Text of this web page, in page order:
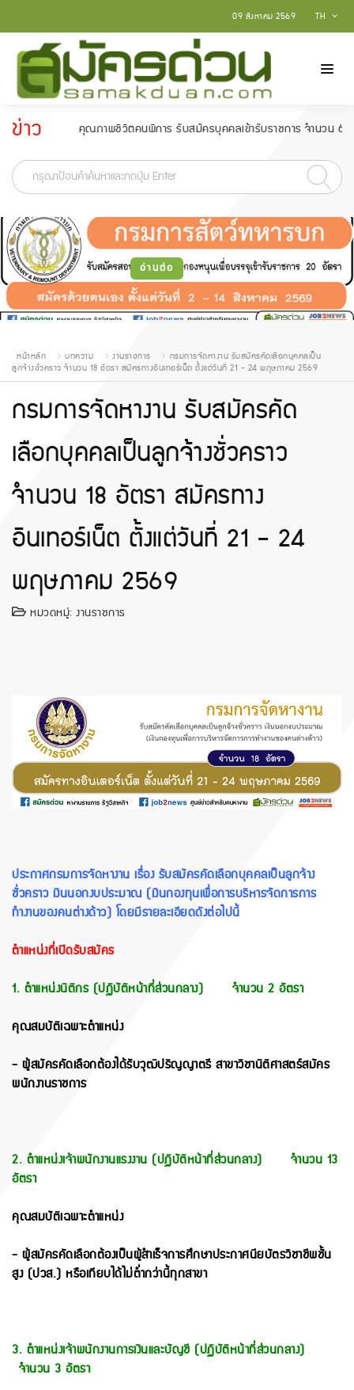
TH
09 สิงหาคม 2569
ข่าว
ประกาศ
ละพัฒนาคุณภาพชีวิตคนพิการ รับสมัครบุคคลเข้ารับราชการ จำนวน 6 อัตรา
-
อ่านต่อ
หน้าหลัก บทความ งานราชการ
กรมการจัดหางาน รับสมัครคัดเลือกบุคคลเป็น
ลูกจ้างชั่วคราว จำนวน 18 อัตรา สมัครทางอินเทอร์เน็ต ตั้งแต่วันที่ 21 - 24 พฤษภาคม 2569
กรมการจัดหางาน รับสมัครคัด
เลือกบุคคลเป็นลูกจ้างชั่วคราว
จำนวน 18 อัตรา สมัครทาง
อินเทอร์เน็ต ตั้งแต่วันที่ 21 - 24
พฤษภาคม 2569
หมวดหมู่: งานราชการ
ประกาศกรมการจัดหางาน เรื่อง รับสมัครคัดเลือกบุคคลเป็นลูกจ้าง
ชั่วคราว เงินนอกงบประมาณ (เงินกองทุนเพื่อการบริหารจัดการการ
ทำงานของคนต่างด้าว) โดยมีรายละเอียดดังต่อไปนี้
ตำแหน่งที่เปิดรับสมัคร
1. ตำแหน่งนิติกร (ปฏิบัติหน้าที่ส่วนกลาง) จำนวน 2 อัตรา
คุณสมบัติเฉพาะตำแหน่ง
- ผู้สมัครคัดเลือกต้องได้รับวุฒิปริญญาตรี สาขาวิชานิติศาสตร์สมัคร
พนักงานราชการ
2. ตำแหน่งเจ้าพนักงานแรงงาน (ปฏิบัติหน้าที่ส่วนกลาง) จำนวน 13
อัตรา
คุณสมบัติเฉพาะตำแหน่ง
- ผู้สมัครคัดเลือกต้องเป็นผู้สำเร็จการศึกษาประกาศนียบัตรวิชาชีพชั้น
สูง (ปวส.) หรือเทียบได้ไม่ต่ำกว่านี้ทุกสาขา
3. ตำแหน่งเจ้าพนักงานการเงินและบัญชี (ปฏิบัติหน้าที่ส่วนกลาง)
จำนวน 3 อัตรา